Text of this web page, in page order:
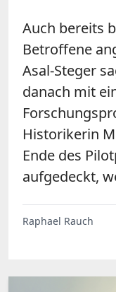
Auch bereits
Betroffene
Asal-Steger
danach mit
Historikerin
Ende des
aufgedeckt,
Raphael Rauch